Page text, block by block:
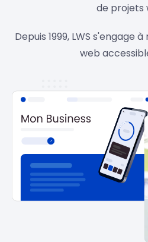
de projets
Depuis 1999, LWS s'engage
web